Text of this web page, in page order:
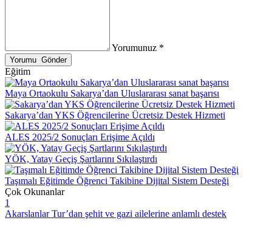
Yorumunuz *
Eğitim
Maya Ortaokulu Sakarya’dan Uluslararası sanat başarısı
Sakarya’dan YKS Öğrencilerine Ücretsiz Destek Hizmeti
ALES 2025/2 Sonuçları Erişime Açıldı
YÖK, Yatay Geçiş Şartlarını Sıkılaştırdı
Taşımalı Eğitimde Öğrenci Takibine Dijital Sistem Desteği
Çok Okunanlar
1
Akarslanlar Tur’dan şehit ve gazi ailelerine anlamlı destek